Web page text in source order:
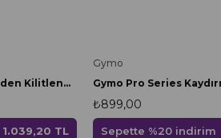
Gymo Pro Series Kendinden Kilitlenebilir Atlama İpi Siyah
1.039,20 TL
Gymo
₺899,00
Sepette %20 indirim